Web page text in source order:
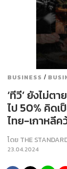
BUSINESS /
‘ทีวี’ ยังไม่ต
ไป 50% คิดเ
ไทย-เกาหลีค
โดย THE
23.04.2024